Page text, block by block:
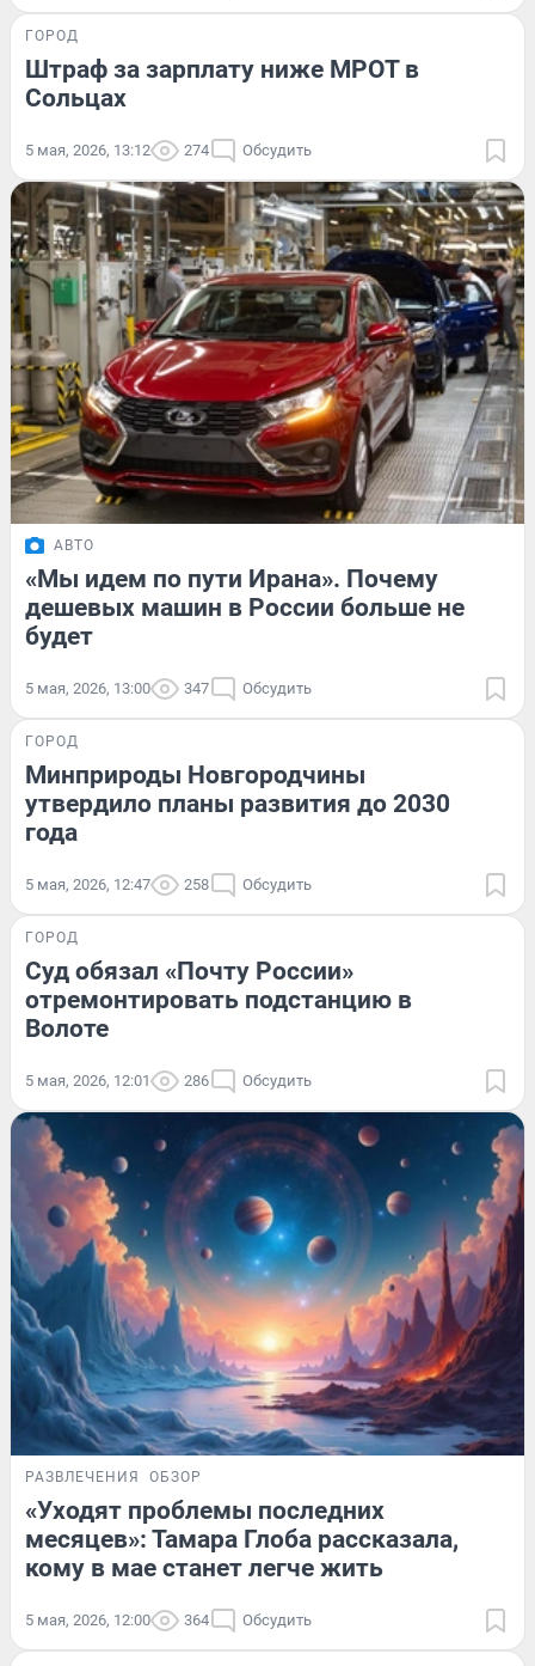
ГОРОД
Штраф за зарплату ниже МРОТ в
Сольцах
5 мая, 2026, 13:12 274 Обсудить
АВТО
«Мы идем по пути Ирана». Почему
дешевых машин в России больше не
будет
5 мая, 2026, 13:00 347 Обсудить
ГОРОД
Минприроды Новгородчины
утвердило планы развития до 2030
года
5 мая, 2026, 12:47 258 Обсудить
ГОРОД
Суд обязал «Почту России»
отремонтировать подстанцию в
Волоте
5 мая, 2026, 12:01 286 Обсудить
РАЗВЛЕЧЕНИЯ ОБЗОР
«Уходят проблемы последних
месяцев»: Тамара Глоба рассказала,
кому в мае станет легче жить
5 мая, 2026, 12:00 364 Обсудить